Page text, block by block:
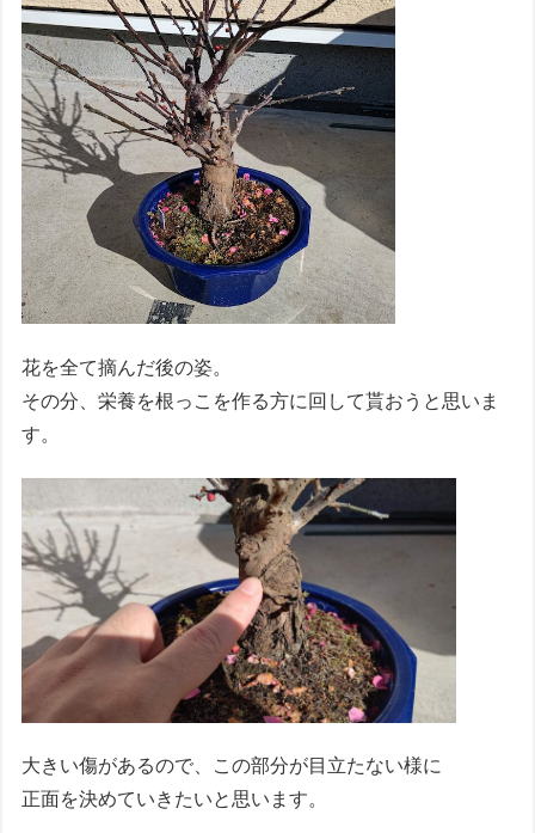
花を全て摘んだ後の姿。
その分、栄養を根っこを作る方に回して貰おうと思いま
す。
大きい傷があるので、この部分が目立たない様に
正面を決めていきたいと思います。